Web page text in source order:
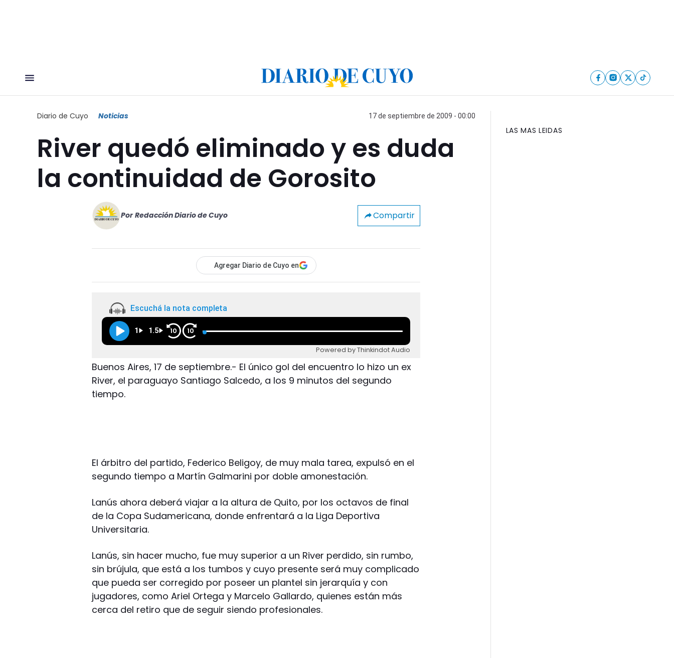
Diario de Cuyo Noticias 17 de septiembre de 2009 - 00:00
River quedó eliminado y es duda
la continuidad de Gorosito
Por Redacción Diario de Cuyo Compartir
Agregar Diario de Cuyo en
Escuchá la nota completa
1 1.5 10 10
Powered by Thinkindot Audio
Buenos Aires, 17 de septiembre.- El único gol del encuentro lo hizo un ex
River, el paraguayo Santiago Salcedo, a los 9 minutos del segundo
tiempo.
El árbitro del partido, Federico Beligoy, de muy mala tarea, expulsó en el
segundo tiempo a Martín Galmarini por doble amonestación.
Lanús ahora deberá viajar a la altura de Quito, por los octavos de final
de la Copa Sudamericana, donde enfrentará a la Liga Deportiva
Universitaria.
Lanús, sin hacer mucho, fue muy superior a un River perdido, sin rumbo,
sin brújula, que está a los tumbos y cuyo presente será muy complicado
que pueda ser corregido por poseer un plantel sin jerarquía y con
jugadores, como Ariel Ortega y Marcelo Gallardo, quienes están más
cerca del retiro que de seguir siendo profesionales.
LAS MAS LEIDAS